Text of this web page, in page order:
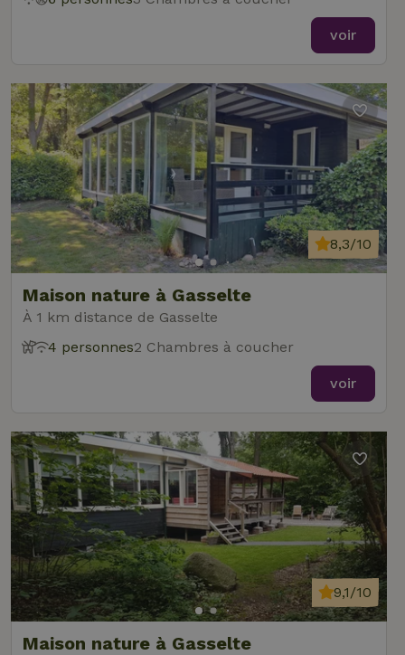
voir
Maison nature à Gasselte
À 1 km distance de Gasselte
8,3/10
4 personnes2 Chambres à coucher
voir
Maison nature à Gasselte
9,1/10